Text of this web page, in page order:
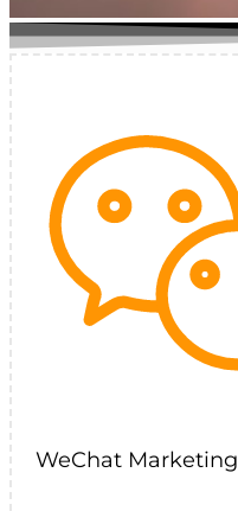
WeChat Marketing